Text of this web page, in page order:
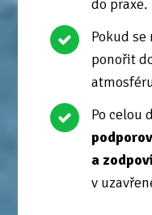
do praxe.
Pokud
ponořit
Po celou
a
v